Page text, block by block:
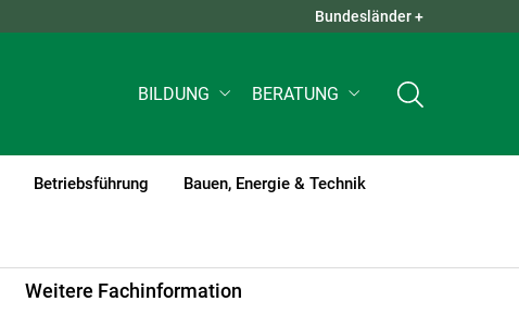
QUICK LINKS +
Bundesländer +
BILDUNG BERATUNG
Betriebsführung Bauen, Energie & Technik
Weitere Fachinformation